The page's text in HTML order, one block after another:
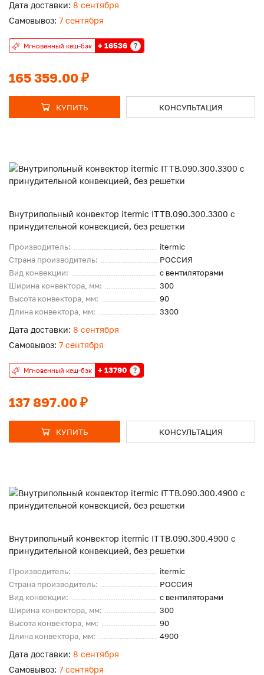
165 359.00 ₽
Дата доставки: 8 сентября
Самовывоз: 7 сентября
Мгновенный кеш-бэк + 16536 ?
КУПИТЬ КОНСУЛЬТАЦИЯ
Внутрипольный конвектор itermic ITTB.090.300.3300 с
принудительной конвекцией, без решетки
Производитель:
itermic
Страна производитель:
РОССИЯ
Вид конвекции:
с вентиляторами
Ширина конвектора, мм:
300
Высота конвектора, мм:
90
Длина конвектора, мм:
3300
137 897.00 ₽
Дата доставки: 8 сентября
Самовывоз: 7 сентября
Мгновенный кеш-бэк + 13790 ?
КУПИТЬ КОНСУЛЬТАЦИЯ
Внутрипольный конвектор itermic ITTB.090.300.4900 с
принудительной конвекцией, без решетки
Производитель:
itermic
Страна производитель:
РОССИЯ
Вид конвекции:
с вентиляторами
Ширина конвектора, мм:
300
Высота конвектора, мм:
90
Длина конвектора, мм:
4900
Дата доставки: 8 сентября
Самовывоз: 7 сентября